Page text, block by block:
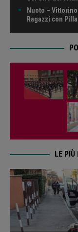
Nuoto –
Ragazzi con
LE